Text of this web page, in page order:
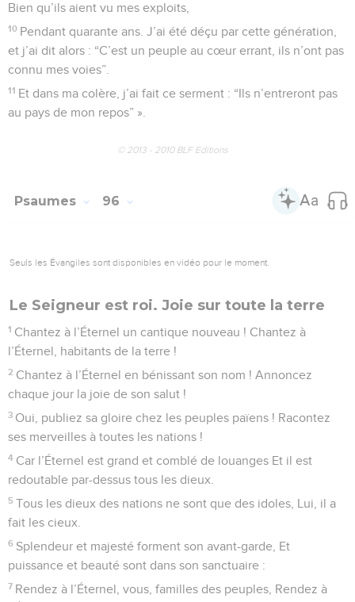
Bien qu’ils aient vu mes exploits,
10 Pendant quarante ans. J’ai été déçu par cette génération,
et j’ai dit alors : “C’est un peuple au cœur errant, ils n’ont pas
connu mes voies”.
11 Et dans ma colère, j’ai fait ce serment : “Ils n’entreront pas
au pays de mon repos” ».
© 2013 - 2010 BLF Editions
Psaumes 96
Seuls les Évangiles sont disponibles en vidéo pour le moment.
Le Seigneur est roi. Joie sur toute la terre
1 Chantez à l’Éternel un cantique nouveau ! Chantez à
l’Éternel, habitants de la terre !
2 Chantez à l’Éternel en bénissant son nom ! Annoncez
chaque jour la joie de son salut !
3 Oui, publiez sa gloire chez les peuples païens ! Racontez
ses merveilles à toutes les nations !
4 Car l’Éternel est grand et comblé de louanges Et il est
redoutable par-dessus tous les dieux.
5 Tous les dieux des nations ne sont que des idoles, Lui, il a
fait les cieux.
6 Splendeur et majesté forment son avant-garde, Et
puissance et beauté sont dans son sanctuaire :
7 Rendez à l’Éternel, vous, familles des peuples, Rendez à